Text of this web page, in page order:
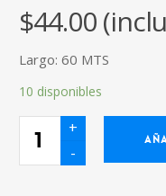
$44.00
Largo: 60 MTS
10 disponibles
Cañamo
Encerado
Chico,
Verde